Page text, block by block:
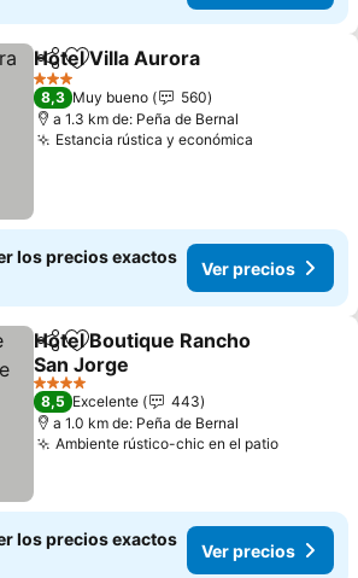
CompartirAgregar a favoritos
Hotel Villa Aurora
3 Estrellas
8,3 Muy bueno
560
a 1.3 km de: Peña de Bernal
Estancia rústica y económica
los precios exactos
Ver precios
CompartirAgregar a favoritos
Hotel Boutique Rancho
San Jorge
4 Estrellas
8,5 Excelente
443
a 1.0 km de: Peña de Bernal
Ambiente rústico-chic en el patio
los precios exactos
Ver precios